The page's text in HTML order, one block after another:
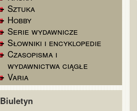
Sztuka
Hobby
Serie wydawnicze
Słowniki i encyklopedie
Czasopisma i
wydawnictwa ciągłe
Varia
Biuletyn